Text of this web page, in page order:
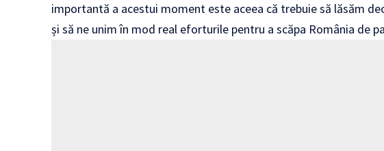
importantă a acestui moment este aceea că trebuie să lăsăm
și să ne unim în mod real eforturile pentru a scăpa România de